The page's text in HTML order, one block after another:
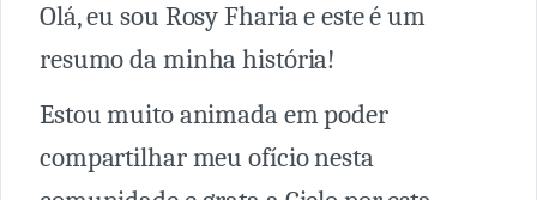
Olá, eu sou Rosy Fharia e este é um
resumo da minha história!
Estou muito animada em poder
compartilhar meu ofício nesta